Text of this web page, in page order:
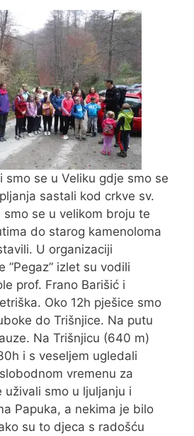
smo se u Veliku gdje smo se
sastali kod crkve sv.
se u velikom broju te
do starog kamenoloma
U organizaciji
”Pegaz” izlet su vodili
prof. Frano Barišić i
Oko 12h pješice smo
do Trišnjice. Na putu
Na Trišnjicu (640 m)
i s veseljem ugledali
vremenu za
uživali smo u ljuljanju i
Papuka, a nekima je bilo
su to djeca s radošću